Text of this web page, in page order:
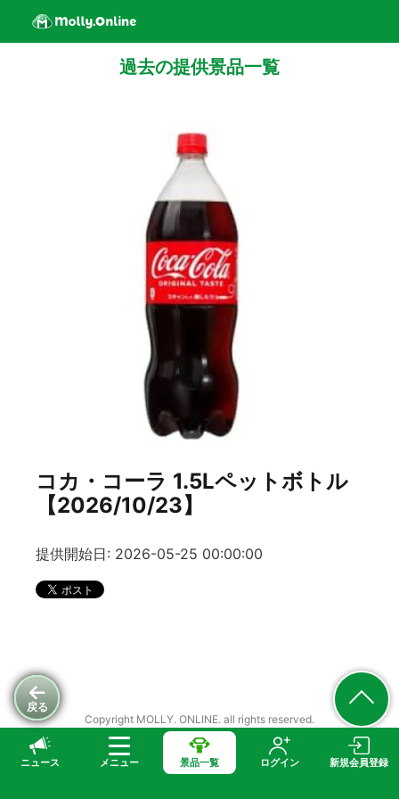
ニュース メニュー 景品一覧 ログイン 新規会員登録
戻る
過去の提供景品一覧
コカ・コーラ 1.5Lペットボトル
【2026/10/23】
提供開始日: 2026-05-25 00:00:00
Copyright MOLLY. ONLINE. all rights reserved.